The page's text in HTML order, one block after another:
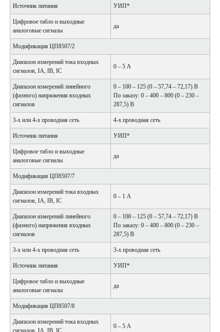
Источник питания УИП*
Цифровое табло и выходные
аналоговые сигналы
да
Модификация ЦП8507/2
Диапазон измерений тока входных
сигналов, IA, IB, IC
0 – 5 А
Диапазон измерений линейного
(фазного) напряжения входных
сигналов
0 – 100 – 125 (0 – 57,74 – 72,17) В
По заказу: 0 – 400 – 800 (0 – 230 –
287,5) В
3-х или 4-х проводная сеть 4-х проводная сеть
Источник питания УИП*
Цифровое табло и выходные
аналоговые сигналы
да
Модификация ЦП8507/7
Диапазон измерений тока входных
сигналов, IA, IB, IC
0 – 1 А
Диапазон измерений линейного
(фазного) напряжения входных
сигналов
0 – 100 – 125 (0 – 57,74 – 72,17) В
По заказу: 0 – 400 – 800 (0 – 230 –
287,5) В
3-х или 4-х проводная сеть 3-х проводная сеть
Источник питания УИП*
Цифровое табло и выходные
аналоговые сигналы
да
Модификация ЦП8507/8
Диапазон измерений тока входных
сигналов, IA, IB, IC
0 – 5 А